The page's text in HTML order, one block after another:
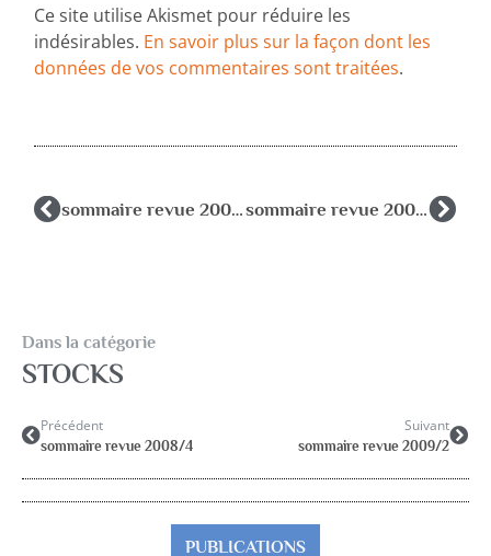
Ce site utilise Akismet pour réduire les
indésirables. En savoir plus sur la façon dont les
données de vos commentaires sont traitées.
sommaire revue 2008/4 sommaire revue 2009/2
Dans la catégorie
STOCKS
Précédent
sommaire revue 2008/4
Suivant
sommaire revue 2009/2
PUBLICATIONS